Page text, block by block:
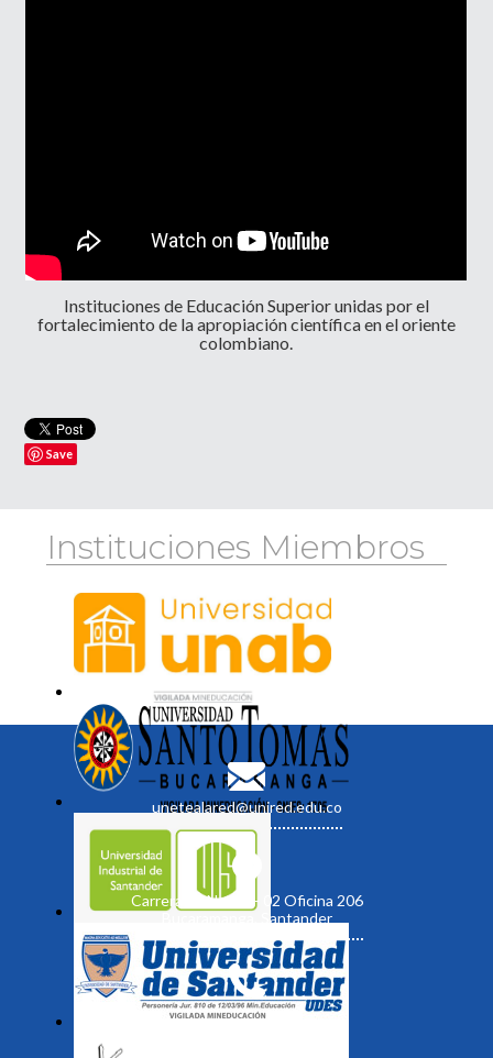
Instituciones de Educación Superior unidas por el
fortalecimiento de la apropiación científica en el oriente
colombiano.
Save
Instituciones Miembros
unetealared@unired.edu.co
Carrera 19 No. 35 - 02 Oficina 206
Bucaramanga, Santander